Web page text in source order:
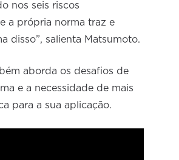
nos seis riscos
a própria norma traz e
disso”, salienta Matsumoto.
aborda os desafios de
e a necessidade de mais
para a sua aplicação.